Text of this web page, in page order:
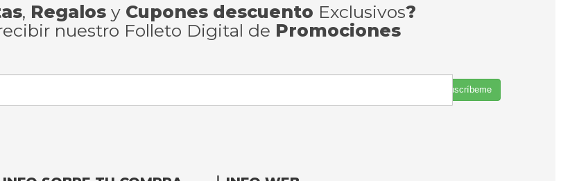
, Regalosy Cupones descuento Exclusivos?
nuestro Folleto Digital de Promociones
Suscríbeme